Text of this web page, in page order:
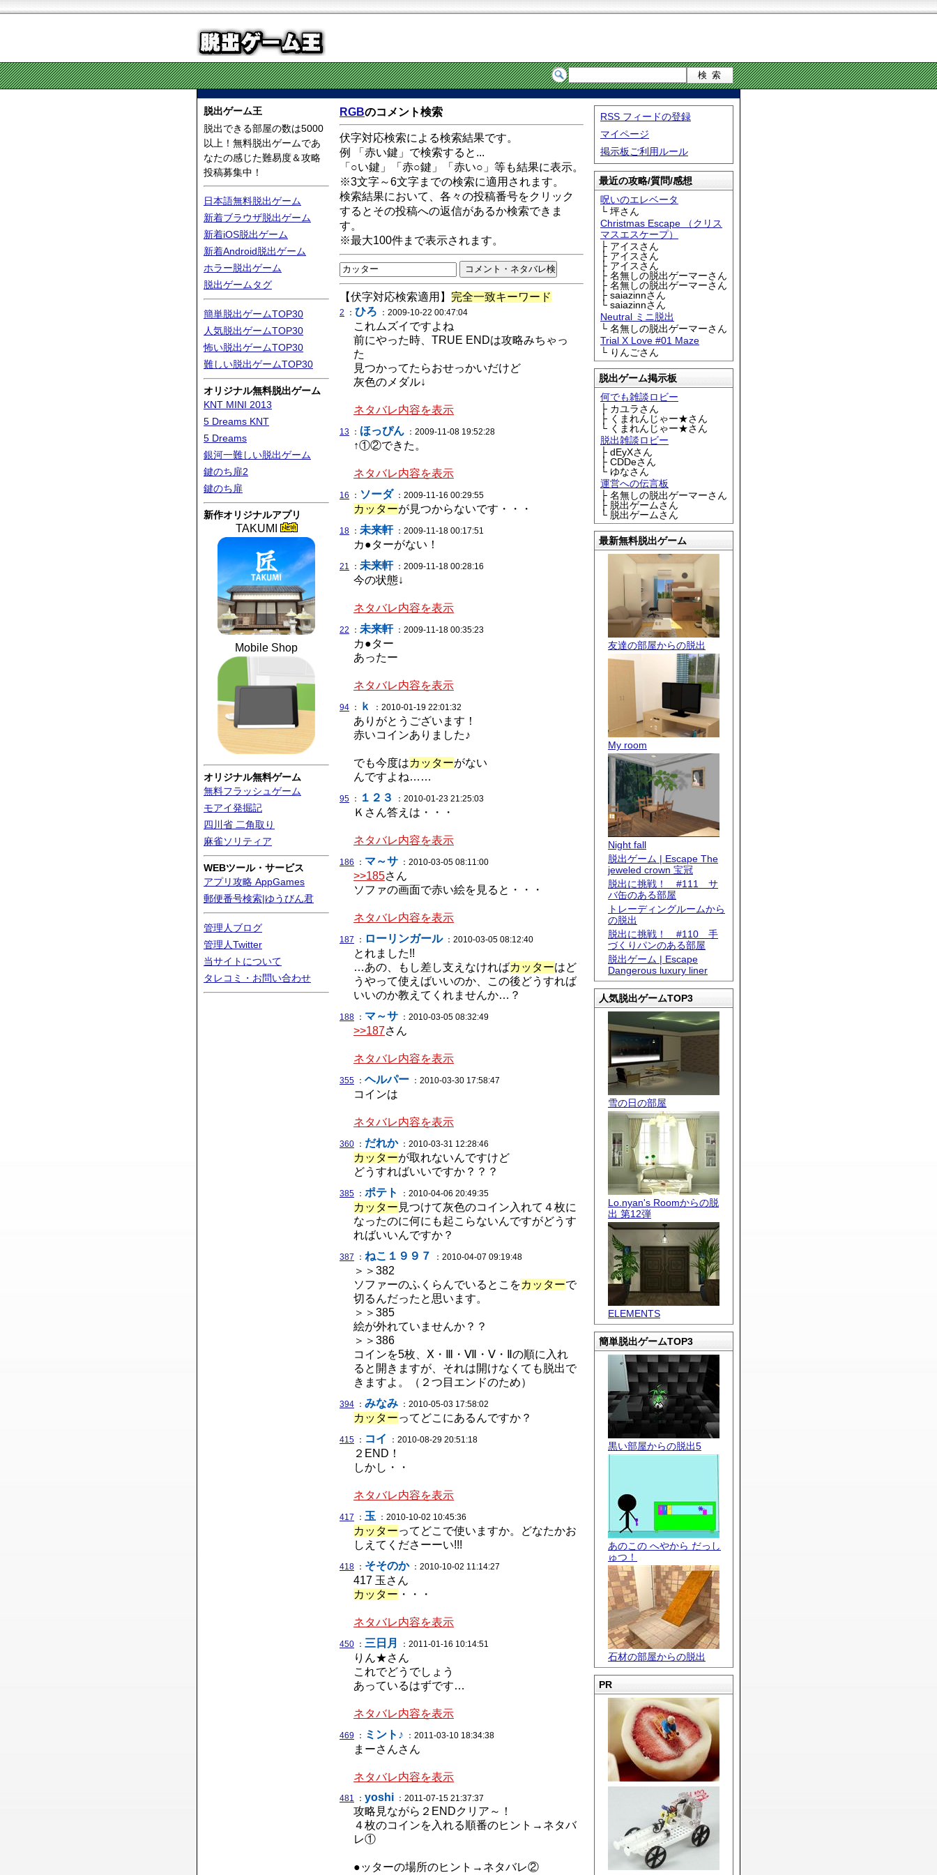
脱出ゲーム王
脱出できる部屋の数は5000
以上！無料脱出ゲームであ
なたの感じた難易度＆攻略
投稿募集中！
日本語無料脱出ゲーム
新着ブラウザ脱出ゲーム
新着iOS脱出ゲーム
新着Android脱出ゲーム
ホラー脱出ゲーム
脱出ゲームタグ
簡単脱出ゲームTOP30
人気脱出ゲームTOP30
怖い脱出ゲームTOP30
難しい脱出ゲームTOP30
オリジナル無料脱出ゲーム
KNT MINI 2013
5 Dreams KNT
5 Dreams
銀河一難しい脱出ゲーム
鍵のち扉2
鍵のち扉
新作オリジナルアプリ
TAKUMI
Mobile Shop
オリジナル無料ゲーム
無料フラッシュゲーム
モアイ発掘記
四川省 二角取り
麻雀ソリティア
WEBツール・サービス
アプリ攻略 AppGames
郵便番号検索|ゆうびん君
管理人ブログ
管理人Twitter
当サイトについて
タレコミ・お問い合わせ
RSS フィードの登録
マイページ
掲示板ご利用ルール
最近の攻略/質問/感想
呪いのエレベータ
└ 坪さん
Christmas Escape （クリス
マスエスケープ）
├ アイスさん
├ アイスさん
├ アイスさん
├ 名無しの脱出ゲーマーさん
├ 名無しの脱出ゲーマーさん
├ saiazinnさん
└ saiazinnさん
Neutral ミニ脱出
└ 名無しの脱出ゲーマーさん
Trial X Love #01 Maze
└ りんごさん
脱出ゲーム掲示板
何でも雑談ロビー
├ カユラさん
├ くまれんじゃー★さん
└ くまれんじゃー★さん
脱出雑談ロビー
├ dEyXさん
├ CDDeさん
└ ゆなさん
運営への伝言板
├ 名無しの脱出ゲーマーさん
├ 脱出ゲームさん
└ 脱出ゲームさん
最新無料脱出ゲーム
友達の部屋からの脱出
My room
Night fall
脱出ゲーム | Escape The
jeweled crown 宝冠
脱出に挑戦！ #111 サ
バ缶のある部屋
トレーディングルームから
の脱出
脱出に挑戦！ #110 手
づくりパンのある部屋
脱出ゲーム | Escape
Dangerous luxury liner
人気脱出ゲームTOP3
雪の日の部屋
Lo.nyan's Roomからの脱
出 第12弾
ELEMENTS
簡単脱出ゲームTOP3
黒い部屋からの脱出5
あのこの へやから だっし
ゅつ！
石材の部屋からの脱出
PR
RGBのコメント検索
伏字対応検索による検索結果です。
例 「赤い鍵」で検索すると...
「○い鍵」「赤○鍵」「赤い○」等も結果に表示。
※3文字～6文字までの検索に適用されます。
検索結果において、各々の投稿番号をクリック
するとその投稿への返信があるか検索できま
す。
※最大100件まで表示されます。
【伏字対応検索適用】 完全一致キーワード
2 ： ひろ ：2009-10-22 00:47:04
これムズイですよね
前にやった時、TRUE ENDは攻略みちゃっ
た
見つかってたらおせっかいだけど
灰色のメダル↓
ネタバレ内容を表示
13 ： ほっぴん ：2009-11-08 19:52:28
↑①②できた。
ネタバレ内容を表示
16 ： ソーダ ：2009-11-16 00:29:55
カッターが見つからないです・・・
18 ： 未来軒：2009-11-18 00:17:51
カ●ターがない！
21 ： 未来軒：2009-11-18 00:28:16
今の状態↓
ネタバレ内容を表示
22 ： 未来軒：2009-11-18 00:35:23
カ●ター
あったー
ネタバレ内容を表示
94 ： ｋ ：2010-01-19 22:01:32
ありがとうございます！
赤いコインありました♪
でも今度はカッターがない
んですよね……
95 ： １２３ ：2010-01-23 21:25:03
Ｋさん答えは・・・
ネタバレ内容を表示
186 ： マ～サ ：2010-03-05 08:11:00
>>185さん
ソファの画面で赤い絵を見ると・・・
ネタバレ内容を表示
187 ： ローリンガール：2010-03-05 08:12:40
とれました!!
…あの、もし差し支えなければカッターはど
うやって使えばいいのか、この後どうすれば
いいのか教えてくれませんか…？
188 ： マ～サ ：2010-03-05 08:32:49
>>187さん
ネタバレ内容を表示
355 ： ヘルパー ：2010-03-30 17:58:47
コインは
ネタバレ内容を表示
360 ： だれか：2010-03-31 12:28:46
カッターが取れないんですけど
どうすればいいですか？？？
385 ： ポテト ：2010-04-06 20:49:35
カッター 見つけて灰色のコイン入れて４枚に
なったのに何にも起こらないんですがどうす
ればいいんですか？
387 ： ねこ１９９７ ：2010-04-07 09:19:48
＞＞382
ソファーのふくらんでいるとこをカッターで
切るんだったと思います。
＞＞385
絵が外れていませんか？？
＞＞386
コインを5枚、Ⅹ・Ⅲ・Ⅶ・Ⅴ・Ⅱの順に入れ
ると開きますが、それは開けなくても脱出で
きますよ。（２つ目エンドのため）
394 ： みなみ ：2010-05-03 17:58:02
カッターってどこにあるんですか？
415 ： コイ ：2010-08-29 20:51:18
２END！
しかし・・
ネタバレ内容を表示
417 ： 玉 ：2010-10-02 10:45:36
カッターってどこで使いますか。どなたかお
しえてくださーーい!!!
418 ： そそのか：2010-10-02 11:14:27
417 玉さん
カッター ・・・
ネタバレ内容を表示
450 ： 三日月 ：2011-01-16 10:14:51
りん★さん
これでどうでしょう
あっているはずです…
ネタバレ内容を表示
469 ： ミント♪ ：2011-03-10 18:34:38
まーさんさん
ネタバレ内容を表示
481 ： yoshi ：2011-07-15 21:37:37
攻略見ながら２ENDクリア～！
４枚のコインを入れる順番のヒント→ネタバ
レ①
●ッターの場所のヒント→ネタバレ②